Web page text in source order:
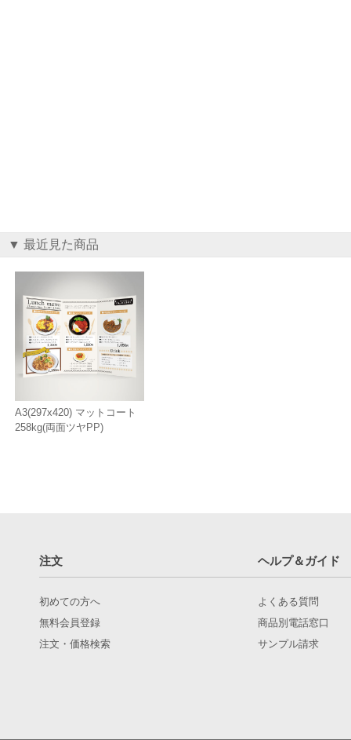
▼ 最近見た商品
A3(297x420) マットコート
258kg(両面ツヤPP)
注文 ヘルプ＆ガイド
初めての方へ
無料会員登録
注文・価格検索
よくある質問
商品別電話窓口
サンプル請求